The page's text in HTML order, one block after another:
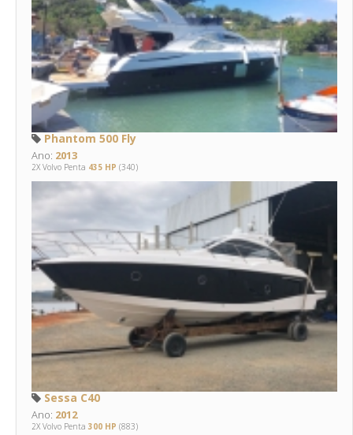
Phantom 500 Fly
Ano: 2013
2X Volvo Penta 435 HP (340)
Sessa C40
Ano: 2012
2X Volvo Penta 300 HP (883)